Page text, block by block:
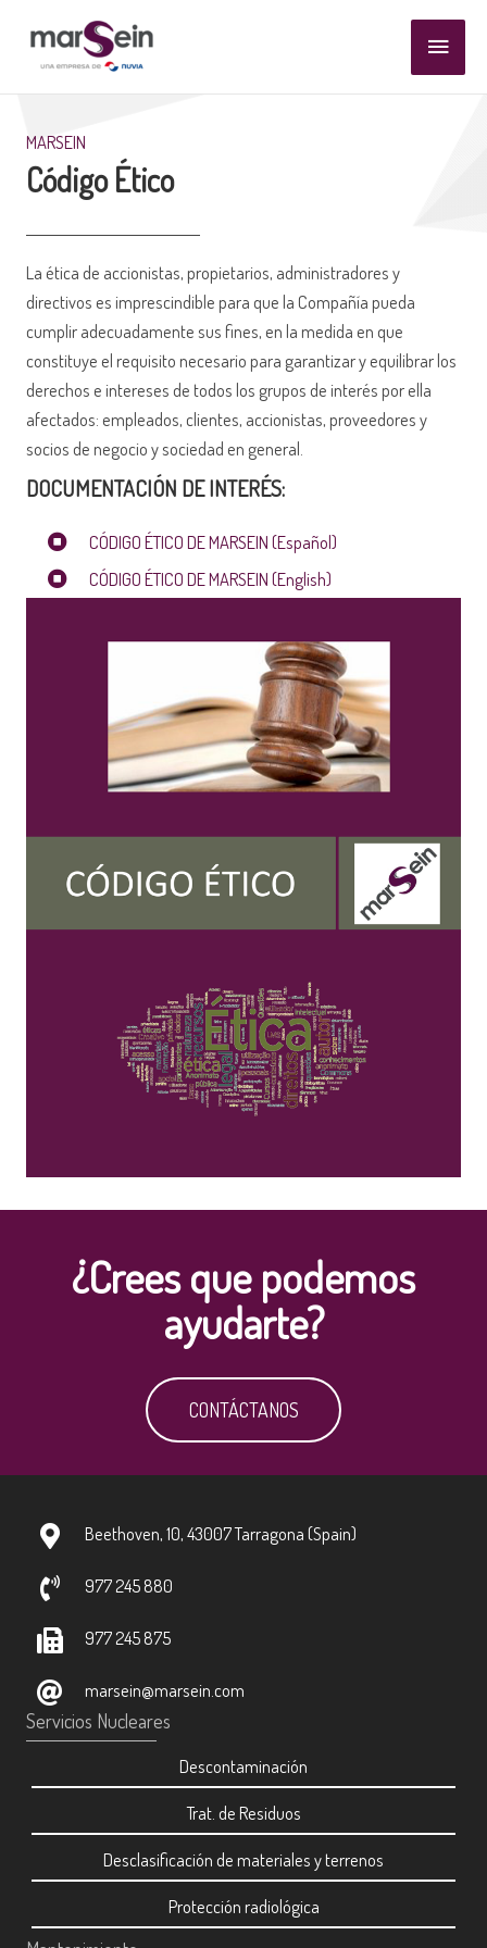
contenido
Menú
MARSEIN
Código Ético
La ética de accionistas, propietarios, administradores y
directivos es imprescindible para que la Compañía pueda
cumplir adecuadamente sus fines, en la medida en que
constituye el requisito necesario para garantizar y equilibrar los
derechos e intereses de todos los grupos de interés por ella
afectados: empleados, clientes, accionistas, proveedores y
socios de negocio y sociedad en general.
DOCUMENTACIÓN DE INTERÉS:
CÓDIGO ÉTICO DE MARSEIN (Español)
CÓDIGO ÉTICO DE MARSEIN (English)
¿Crees que podemos
ayudarte?
CONTÁCTANOS
Beethoven, 10, 43007 Tarragona (Spain)
977 245 880
977 245 875
marsein@marsein.com
Servicios Nucleares
Descontaminación
Trat. de Residuos
Desclasificación de materiales y terrenos
Protección radiológica